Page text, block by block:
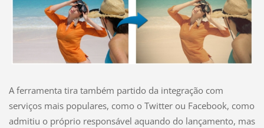
A ferramenta tira também partido da integração com
serviços mais populares, como o Twitter ou Facebook, como
admitiu o próprio responsável aquando do lançamento, mas